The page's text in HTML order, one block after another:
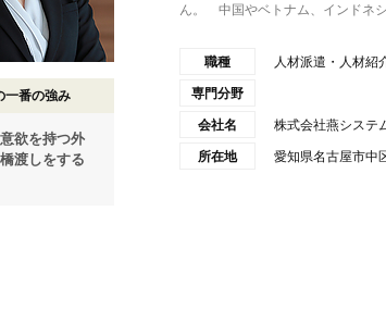
一番の強み
欲を持つ外
渡しをする
ん。 中国やベトナム、インドネ
職種 人材派遣・人材紹
専門分野
会社名 株式会社燕システ
所在地 愛知県名古屋市